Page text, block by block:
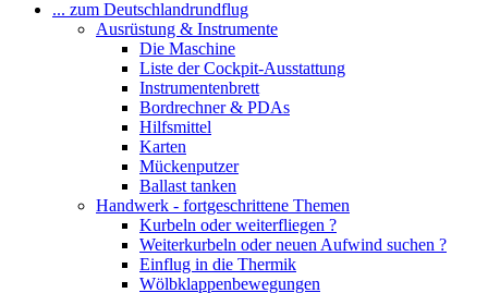
... zum Deutschlandrundflug
Ausrüstung & Instrumente
Die Maschine
Liste der Cockpit-Ausstattung
Instrumentenbrett
Bordrechner & PDAs
Hilfsmittel
Karten
Mückenputzer
Ballast tanken
Handwerk - fortgeschrittene Themen
Kurbeln oder weiterfliegen ?
Weiterkurbeln oder neuen Aufwind suchen ?
Einflug in die Thermik
Wölbklappenbewegungen